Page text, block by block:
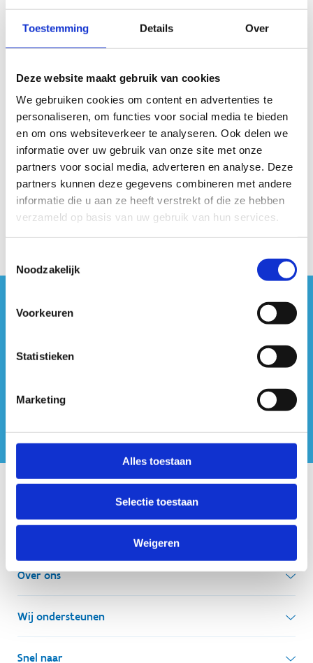
Toestemming Details Over
Deze website maakt gebruik van cookies
We gebruiken cookies om content en advertenties te
personaliseren, om functies voor social media te bieden
en om ons websiteverkeer te analyseren. Ook delen we
informatie over uw gebruik van onze site met onze
partners voor social media, adverteren en analyse. Deze
partners kunnen deze gegevens combineren met andere
informatie die u aan ze heeft verstrekt of die ze hebben
verzameld op basis van uw gebruik van hun services.
Noodzakelijk
Voorkeuren
Statistieken
Marketing
Alles toestaan
Selectie toestaan
Weigeren
Beste fietsliefhebber
Dankjewel voor je interesse in onze
kennismakingsrondes.
We verwelkomen je graag in oktober of november
in ons wielercentrum!
Download je kortingsbon
#sportersbelevenmeer
Simon Bolivarlaan 17
1000 Brussel
Ondernemingsnummer: BE 0248.142.826
Over ons
Wie zijn we, wat doen we
Onze centra
Wij ondersteunen
Lokale besturen
Snel naar